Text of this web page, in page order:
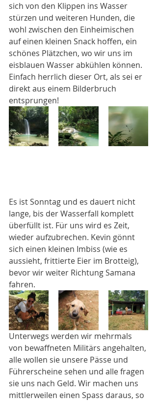
sich von den Klippen ins Wasser
stürzen und weiteren Hunden, die
wohl zwischen den Einheimischen
auf einen kleinen Snack hoffen, ein
schönes Plätzchen, wo wir uns im
eisblauen Wasser abkühlen können.
Einfach herrlich dieser Ort, als sei er
direkt aus einem Bilderbruch
entsprungen!
Es ist Sonntag und es dauert nicht
lange, bis der Wasserfall komplett
überfüllt ist. Für uns wird es Zeit,
wieder aufzubrechen. Kevin gönnt
sich einen kleinen Imbiss (wie es
aussieht, frittierte Eier im Brotteig),
bevor wir weiter Richtung Samana
fahren.
Unterwegs werden wir mehrmals
von bewaffneten Militärs angehalten,
alle wollen sie unsere Pässe und
Führerscheine sehen und alle fragen
sie uns nach Geld. Wir machen uns
mittlerweilen einen Spass daraus, so